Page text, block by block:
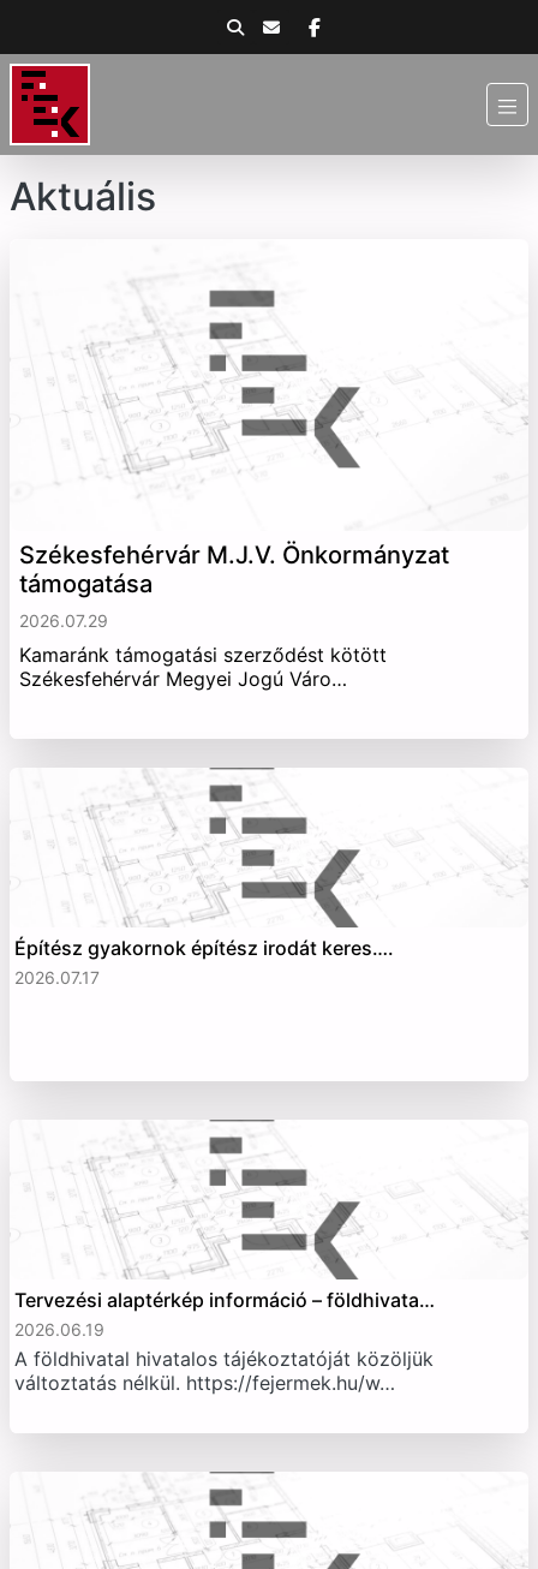
Aktuális
Székesfehérvár M.J.V. Önkormányzat
támogatása
2026.07.29
Kamaránk támogatási szerződést kötött
Székesfehérvár Megyei Jogú Váro…
Építész gyakornok építész irodát keres….
2026.07.17
Tervezési alaptérkép információ – földhivata…
2026.06.19
A földhivatal hivatalos tájékoztatóját közöljük
változtatás nélkül. https://fejermek.hu/w…